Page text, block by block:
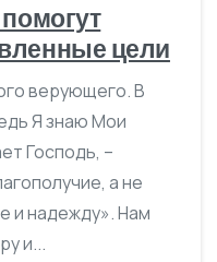
цели
верующего. В
Я знаю Мои
Господь, –
а не
и надежду». Нам
и...